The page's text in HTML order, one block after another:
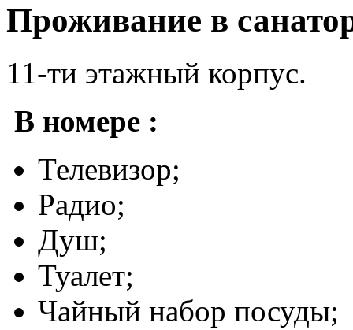
Проживание в
11-ти этажный корпус.
В номере :
Телевизор;
Радио;
Душ;
Туалет;
Чайный набор посуды;